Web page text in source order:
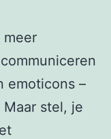
meer
emoticons –
stel, je